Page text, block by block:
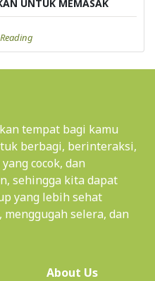
UNTUK MEMASAK
tempat bagi kamu
berbagi, berinteraksi,
cocok, dan
sehingga kita dapat
yang lebih sehat
selera, dan
About Us(current)